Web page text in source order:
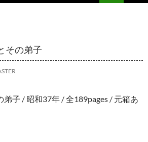
その弟子
弟子 / 昭和37年 / 全189pages / 元箱あ